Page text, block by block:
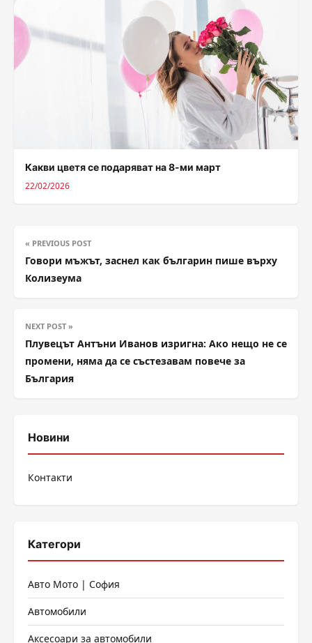
Какви цветя се подаряват на 8-ми март
22/02/2026
« PREVIOUS POST
Говори мъжът, заснел как българин пише върху
Колизеума
NEXT POST »
Плувецът Антъни Иванов изригна: Ако нещо не се
промени, няма да се състезавам повече за
България
Новини
Контакти
Категори
Авто Мото | София
Автомобили
Аксесоари за автомобили